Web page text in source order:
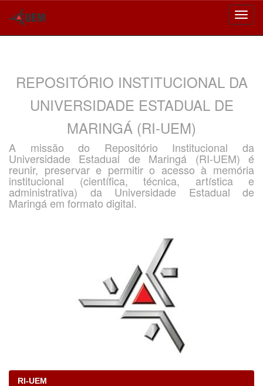
REPOSITÓRIO INSTITUCIONAL DA
UNIVERSIDADE ESTADUAL DE
MARINGÁ (RI-UEM)
A missão do Repositório Institucional da
Universidade Estadual de Maringá (RI-UEM) é
reunir, preservar e permitir o acesso à memória
institucional (científica, técnica, artística e
administrativa) da Universidade Estadual de
Maringá em formato digital.
RI-UEM